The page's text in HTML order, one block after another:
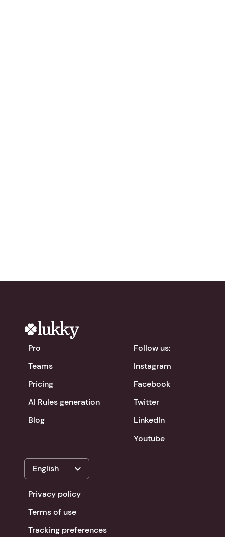
Pro
Teams
Pricing
AI Rules generation
Blog
Follow us:
Instagram
Facebook
Twitter
LinkedIn
Youtube
English expand_more
Privacy policy
Terms of use
Tracking preferences